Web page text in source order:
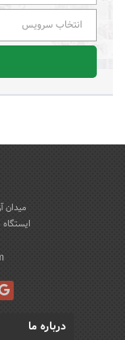
انتخاب سرویس
میدان
درباره ما